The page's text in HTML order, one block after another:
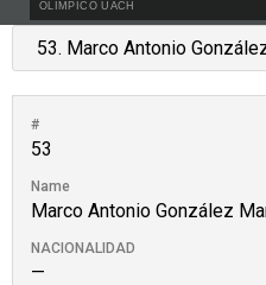
OLÍMPICO UACH
#
53
Name
Marco Antonio González
NACIONALIDAD
—